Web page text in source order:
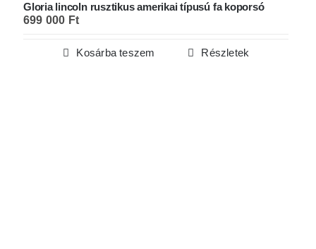
Gloria lincoln rusztikus amerikai típusú fa koporsó
699 000 Ft
Kosárba teszem Részletek